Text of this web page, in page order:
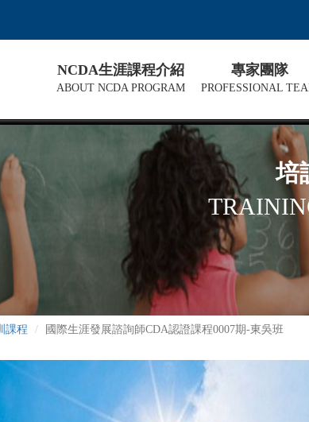
NCDA生涯課程介紹
ABOUT NCDA PROGRAM
專家團隊
PROFESSIONAL
培
課程 國際生涯發展諮詢師CDA認證課程0007期-東吳班